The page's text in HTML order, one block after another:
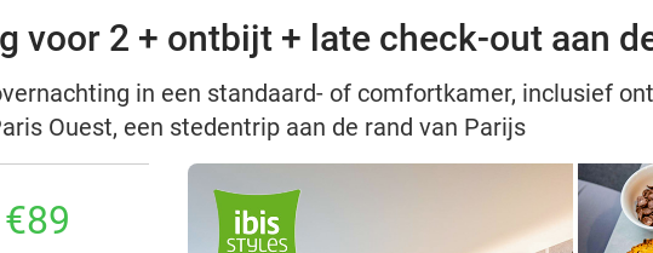
voor 2 + ontbijt + late check-out aan
in een standaard- of comfortkamer, inclusief
Ouest, een stedentrip aan de rand van Parijs
€89